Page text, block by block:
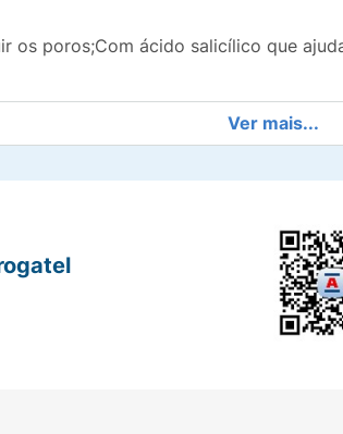
os poros;Com ácido salicílico que
circulares e suaves.Enxágue
aplicar nas pálpebras nem ao redor
Ver mais...